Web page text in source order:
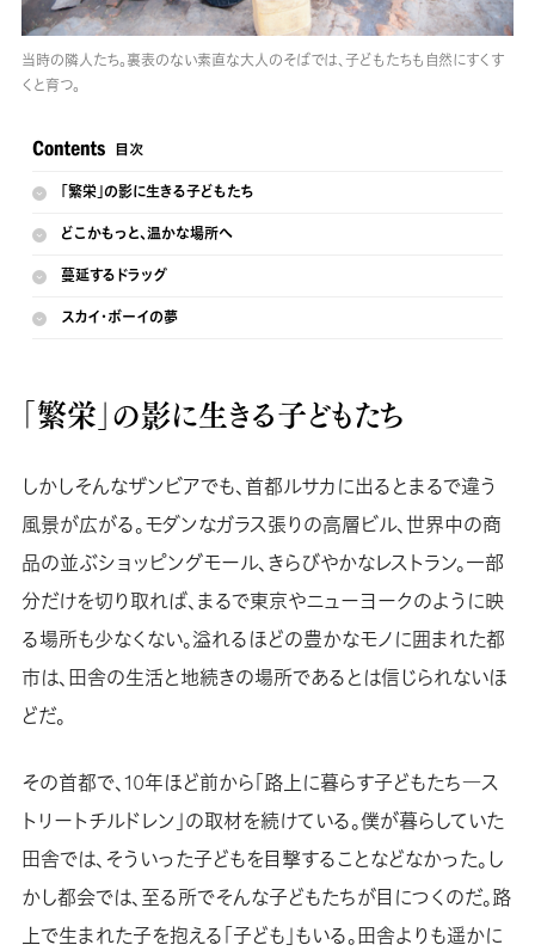
当時の隣人たち。裏表のない素直な大人のそばでは、子どもたちも自然にすくす
くと育つ。
「繁栄」の影に生きる子どもたち
どこかもっと、温かな場所へ
蔓延するドラッグ
スカイ・ボーイの夢
「繁栄」の影に生きる子どもたち
しかしそんなザンビアでも、首都ルサカに出るとまるで違う
風景が広がる。モダンなガラス張りの高層ビル、世界中の商
品の並ぶショッピングモール、きらびやかなレストラン。一部
分だけを切り取れば、まるで東京やニューヨークのように映
る場所も少なくない。溢れるほどの豊かなモノに囲まれた都
市は、田舎の生活と地続きの場所であるとは信じられないほ
どだ。
その首都で、10年ほど前から「路上に暮らす子どもたち―ス
トリートチルドレン」の取材を続けている。僕が暮らしていた
田舎では、そういった子どもを目撃することなどなかった。し
かし都会では、至る所でそんな子どもたちが目につくのだ。路
上で生まれた子を抱える「子ども」もいる。田舎よりも遥かに